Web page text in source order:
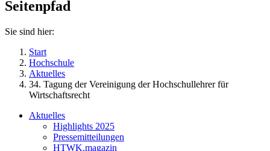
Seitenpfad
Sie sind hier:
Start
Hochschule
Aktuelles
34. Tagung der Vereinigung der Hochschullehrer für
Wirtschaftsrecht
Aktuelles
Highlights 2025
Pressemitteilungen
HTWK.magazin